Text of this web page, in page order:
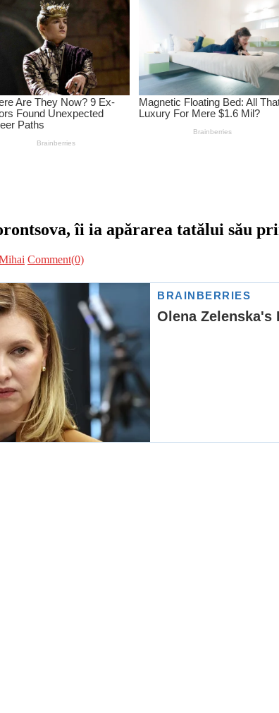
îi ia apărarea tatălui său
Comment(0)